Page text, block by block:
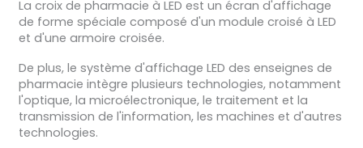
La croix de pharmacie à LED est un écran d'affichage
de forme spéciale composé d'un module croisé à LED
et d'une armoire croisée.
De plus, le système d'affichage LED des enseignes de
pharmacie intègre plusieurs technologies, notamment
l'optique, la microélectronique, le traitement et la
transmission de l'information, les machines et d'autres
technologies.